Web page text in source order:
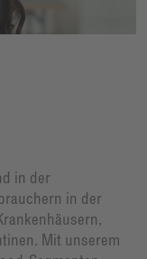
in der
in der
Mit unserem